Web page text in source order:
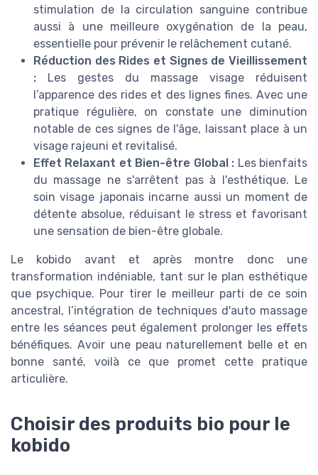
stimulation de la circulation sanguine contribue
aussi à une meilleure oxygénation de la peau,
essentielle pour prévenir le relâchement cutané.
Réduction des Rides et Signes de Vieillissement
: Les gestes du massage visage réduisent
l’apparence des rides et des lignes fines. Avec une
pratique régulière, on constate une diminution
notable de ces signes de l'âge, laissant place à un
visage rajeuni et revitalisé.
Effet Relaxant et Bien-être Global : Les bienfaits
du massage ne s'arrêtent pas à l'esthétique. Le
soin visage japonais incarne aussi un moment de
détente absolue, réduisant le stress et favorisant
une sensation de bien-être globale.
Le kobido avant et après montre donc une
transformation indéniable, tant sur le plan esthétique
que psychique. Pour tirer le meilleur parti de ce soin
ancestral, l’intégration de techniques d'auto massage
entre les séances peut également prolonger les effets
bénéfiques. Avoir une peau naturellement belle et en
bonne santé, voilà ce que promet cette pratique
articulière.
Choisir des produits bio pour le
kobido